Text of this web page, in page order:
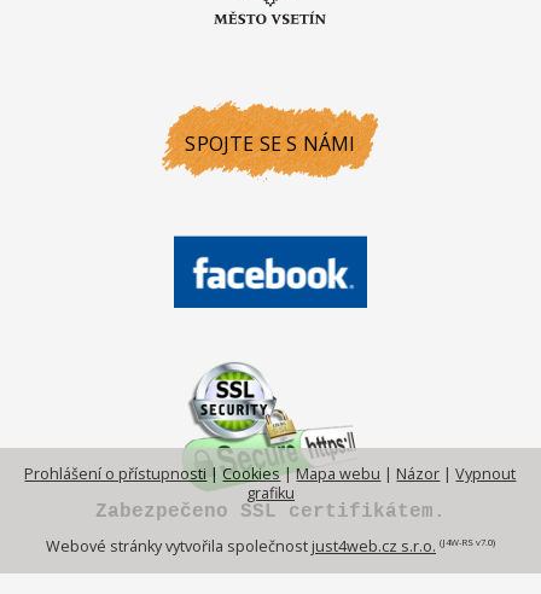
SPOJTE SE S NÁMI
Zabezpečeno SSL certifikátem.
Prohlášení o přístupnosti |Cookies|Mapa webu | Názor |Vypnout
grafiku
Webové stránky vytvořila společnost just4web.cz s.r.o. (J4W-RS v7.0)